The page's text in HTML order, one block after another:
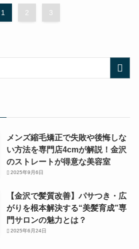
1 2 3
メンズ縮毛矯正で失敗や後悔しな
い方法を専門店4cmが解説！金沢
のストレートが得意な美容室
2025年9月6日
【金沢で髪質改善】パサつき・広
がりを根本解決する“美髪育成”専
門サロンの魅力とは？
2025年6月24日